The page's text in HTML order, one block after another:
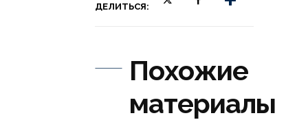
ДЕЛИТЬСЯ:
Похожие
материалы